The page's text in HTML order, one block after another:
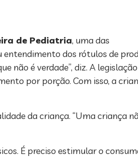
de Pediatria, uma das
entendimento dos rótulos de
não é verdade”, diz. A legislação
por porção. Com isso, a
da criança. “Uma criança
É preciso estimular o